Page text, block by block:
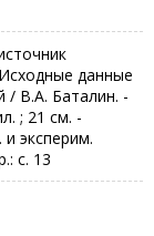
данные
/ В.А. Баталин. -
; 21 см. -
эксперим.
с. 13